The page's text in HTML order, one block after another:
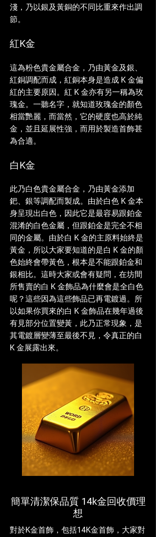
淺，乃以銀及黃銅的不同比重來作出調
節。
紅K金
這為粉色貴金屬合金，乃由黃金及銀、
紅銅調配而成，紅銅本身是造成 K 金偏
紅的主要原因。紅 K 金亦有另一稱為玫
瑰金。一聽名字，就知道玫瑰金的顏色
相當艷麗，而當然，它的硬度也高於純
金，並且延展性強，而用於製造首飾甚
為合適。
白K金
此乃白色貴金屬合金，乃由黃金添加
鈀、銀等調配而製成。由於白色 K 金本
身呈現出白色，因此它是最容易跟鉑金
混淆的白色金屬，但跟鉑金是完全不相
同的金屬。由於白 K 金的主原料始終是
黃金，所以大家要知道的是白 K 金的顏
色始終會帶黃色，根本是不能跟鉑金和
銀相比。這時大家或會有疑問，在坊間
所售賣的白 K 金飾品為什麼會是全白色
呢？這些因為這些飾品已再電鍍過。所
以如果你買來的白 K 金飾品在幾年過後
有見部分位置變黃，此乃正常現象，是
其電鍍層變薄至最後不見，令真正的白
K 金展露出來。
簡單清潔保品質 14k金回收價理
想
對於K金首飾，包括14K金首飾，大家對